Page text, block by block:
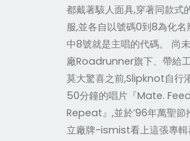
都戴著駭人面具,穿著同款式
服,並各自以號碼0到8為化名
中8號就是主唱的代碼。 尚
廠Roadrunner旗下、帶給
莫大驚喜之前,Slipknot自行
50分鐘的唱片『Mate.
Repeat』,並於’96年萬聖節
立廠牌-ismist看上這張專輯